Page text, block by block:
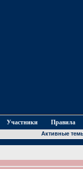
Участники Правила
Активные